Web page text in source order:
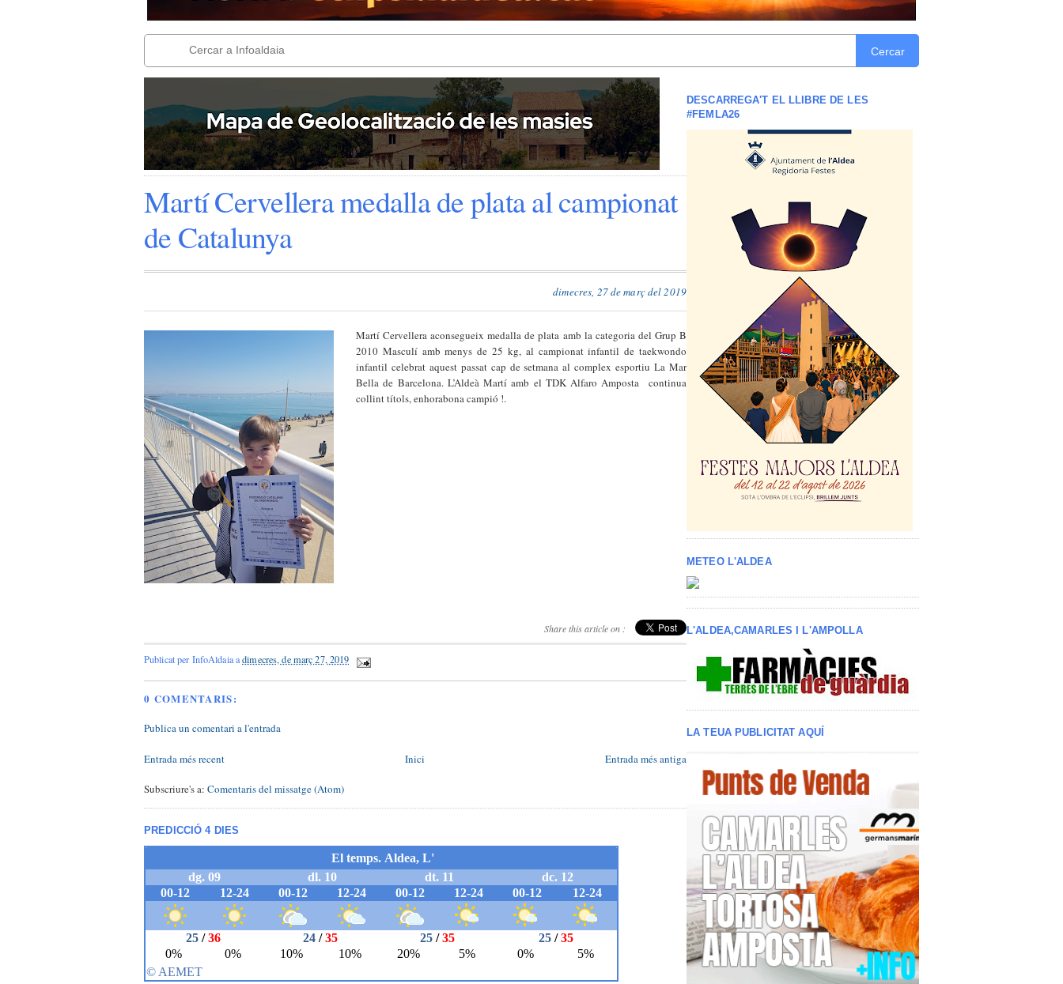
Cercar
Martí Cervellera medalla de plata al campionat
de Catalunya
dimecres, 27 de març del 2019
Martí Cervellera aconsegueix medalla de plata amb la categoria del Grup B
2010 Masculí amb menys de 25 kg, al campionat infantil de taekwondo
infantil celebrat aquest passat cap de setmana al complex esportiu La Mar
Bella de Barcelona. L’Aldeà Martí amb el TDK Alfaro Amposta
continua
collint títols, enhorabona campió !.
Share this article on :
Publicat per InfoAldaiaadimecres, de març 27, 2019
0 COMENTARIS:
Publica un comentari a l'entrada
Entrada més recent Entrada més antiga
Inici
Subscriure's a: Comentaris del missatge (Atom)
PREDICCIÓ 4 DIES
DESCARREGA'T EL LLIBRE DE LES
#FEMLA26
METEO L'ALDEA
L'ALDEA,CAMARLES I L'AMPOLLA
LA TEUA PUBLICITAT AQUÍ